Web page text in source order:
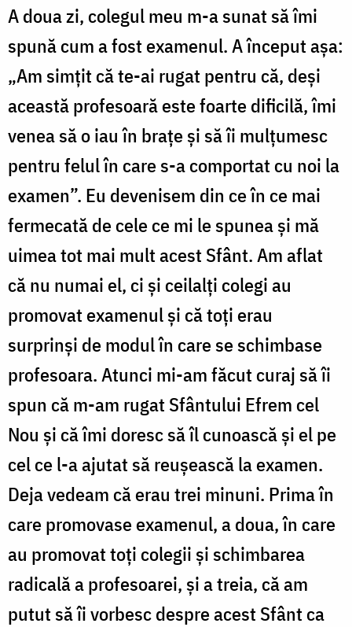
A doua zi, colegul meu m-a sunat să îmi
spună cum a fost examenul. A început așa:
„Am simțit că te-ai rugat pentru că, deși
această profesoară este foarte dificilă, îmi
venea să o iau în brațe și să îi mulțumesc
pentru felul în care s-a comportat cu noi la
examen”. Eu devenisem din ce în ce mai
fermecată de cele ce mi le spunea și mă
uimea tot mai mult acest Sfânt. Am aflat
că nu numai el, ci și ceilalți colegi au
promovat examenul și că toți erau
surprinși de modul în care se schimbase
profesoara. Atunci mi-am făcut curaj să îi
spun că m-am rugat Sfântului Efrem cel
Nou și că îmi doresc să îl cunoască și el pe
cel ce l-a ajutat să reușească la examen.
Deja vedeam că erau trei minuni. Prima în
care promovase examenul, a doua, în care
au promovat toți colegii și schimbarea
radicală a profesoarei, și a treia, că am
putut să îi vorbesc despre acest Sfânt ca